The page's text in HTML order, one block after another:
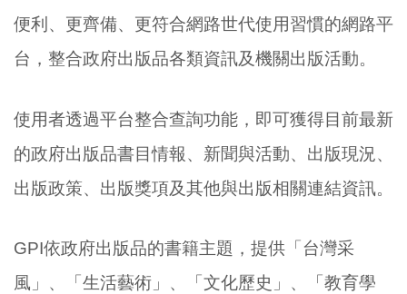
便利、更齊備、更符合網路世代使用習慣的網路平
台，整合政府出版品各類資訊及機關出版活動。
使用者透過平台整合查詢功能，即可獲得目前最新
的政府出版品書目情報、新聞與活動、出版現況、
出版政策、出版獎項及其他與出版相關連結資訊。
GPI依政府出版品的書籍主題，提供「台灣采
風」、「生活藝術」、「文化歷史」、「教育學